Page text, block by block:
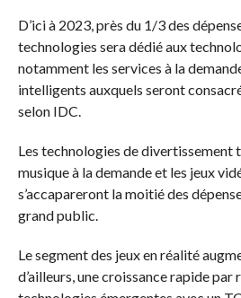
D’ici à 2023, près du 1/3 des
technologies sera dédié aux
notamment les services à la
intelligents auxquels seront
selon IDC.
Les technologies de divertissement
musique à la demande et les jeux
s’accapareront la moitié des
grand public.
Le segment des jeux en réalité
d’ailleurs, une croissance rapide